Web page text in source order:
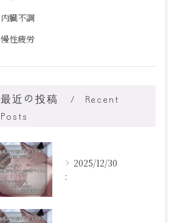
内臓不調
慢性疲労
最近の投稿
Recent
Posts
2025/12/30
: